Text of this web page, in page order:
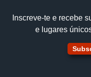
Inscreve‑te e recebe
e lugares